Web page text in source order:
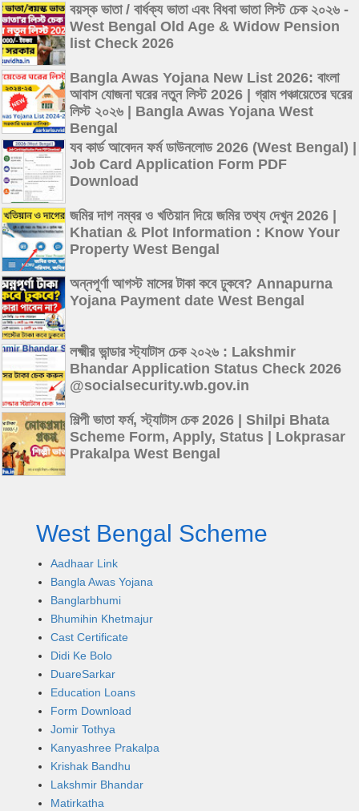
বয়স্ক ভাতা / বার্ধক্য ভাতা এবং বিধবা ভাতা লিস্ট চেক ২০২৬ -
West Bengal Old Age & Widow Pension
list Check 2026
Bangla Awas Yojana New List 2026: বাংলা
আবাস যোজনা ঘরের নতুন লিস্ট 2026 | গ্রাম পঞ্চায়েতের ঘরের
লিস্ট ২০২৬ | Bangla Awas Yojana West
Bengal
যব কার্ড আবেদন ফর্ম ডাউনলোড 2026 (West Bengal) |
Job Card Application Form PDF
Download
জমির দাগ নম্বর ও খতিয়ান দিয়ে জমির তথ্য দেখুন 2026 |
Khatian & Plot Information : Know Your
Property West Bengal
অন্নপূর্ণা আগস্ট মাসের টাকা কবে ঢুকবে? Annapurna
Yojana Payment date West Bengal
লক্ষ্মীর ভান্ডার স্ট্যাটাস চেক ২০২৬ : Lakshmir
Bhandar Application Status Check 2026
@socialsecurity.wb.gov.in
শিল্পী ভাতা ফর্ম, স্ট্যাটাস চেক 2026 | Shilpi Bhata
Scheme Form, Apply, Status | Lokprasar
Prakalpa West Bengal
West Bengal Scheme
Aadhaar Link
Bangla Awas Yojana
Banglarbhumi
Bhumihin Khetmajur
Cast Certificate
Didi Ke Bolo
DuareSarkar
Education Loans
Form Download
Jomir Tothya
Kanyashree Prakalpa
Krishak Bandhu
Lakshmir Bhandar
Matirkatha